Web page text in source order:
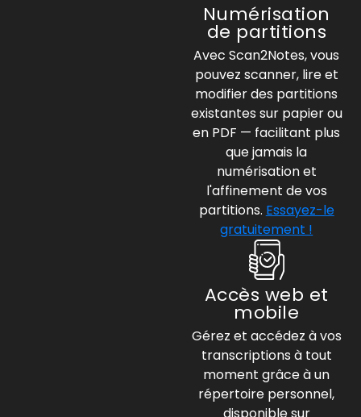
Numérisation
de partitions
Avec Scan2Notes, vous
pouvez scanner, lire et
modifier des partitions
existantes sur papier ou
en PDF — facilitant plus
que jamais la
numérisation et
l'affinement de vos
partitions. Essayez-le
gratuitement !
Accès web et
mobile
Gérez et accédez à vos
transcriptions à tout
moment grâce à un
répertoire personnel,
disponible sur